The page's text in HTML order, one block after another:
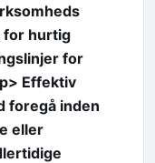
for hurtig
for
Effektiv
foregå inden
eller